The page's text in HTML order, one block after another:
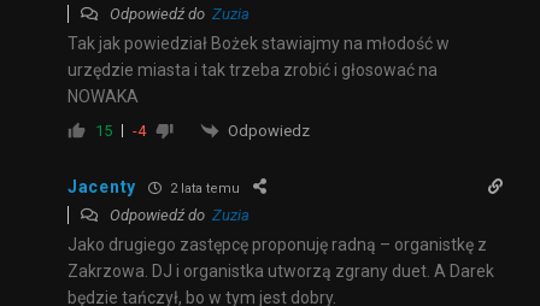
Odpowiedź do Zuzia
Tak jak powiedział Bożek stawiajmy na młodość w
urzędzie miasta i tak trzeba zrobić i głosować na
NOWAKA
15 -4 Odpowiedz
Jacenty 2 lata temu
Odpowiedź do Zuzia
Jako drugiego zastępcę proponuję radną – organistkę z
Zakrzowa. DJ i organistka utworzą zgrany duet. A Darek
będzie tańczył, bo w tym jest dobry.